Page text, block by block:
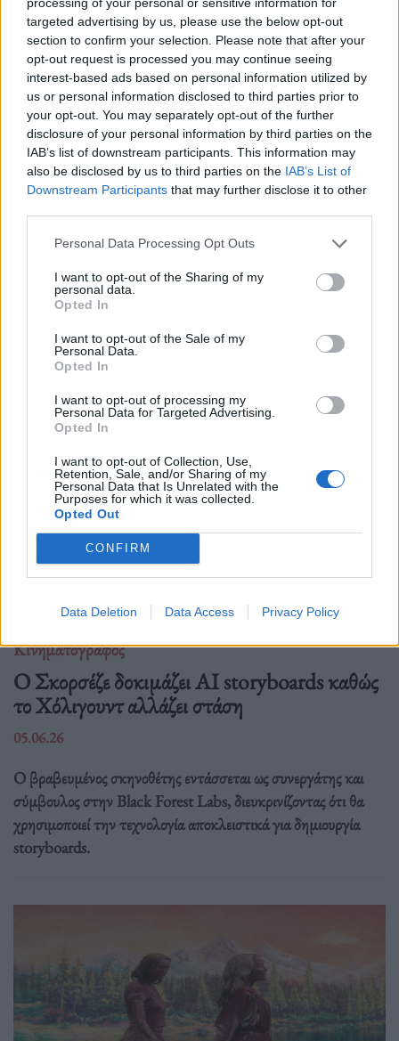
targeted advertising by us, please use the below opt-out
section to confirm your selection. Please note that after your
opt-out request is processed you may continue seeing
interest-based ads based on personal information utilized by
us or personal information disclosed to third parties prior to
your opt-out. You may separately opt-out of the further
disclosure of your personal information by third parties on the
IAB’s list of downstream participants. This information may
also be disclosed by us to third parties on the IAB’s List of
Downstream Participants that may further disclose it to other
Personal Data Processing Opt Outs
I want to opt-out of the Sharing of my
personal data.
Opted In
I want to opt-out of the Sale of my
Personal Data.
Opted In
I want to opt-out of processing my
Personal Data for Targeted Advertising.
Opted In
I want to opt-out of Collection, Use,
Retention, Sale, and/or Sharing of my
Personal Data that Is Unrelated with the
Purposes for which it was collected.
Opted Out
CONFIRM
Data Deletion Data Access Privacy Policy
Κινηματογράφος
“Victory”: Το αντιφασιστικό ποδοσφαιρικό
έπος του John Huston μοιάζει πιο επίκαιρο
από ποτέ
22.06.26
Μια επιστροφή στο "Victory" του John Huston
αποκαλύπτει πώς ένα κλασικό, «έντιμο» πολεμικό-αθλητικό
δράμα για αιχμαλώτους και προπαγάνδα αποκτά σήμερα πιο
Κινηματογράφος
Ο Σκορσέζε δοκιμάζει AI storyboards καθώς
το Χόλιγουντ αλλάζει στάση
05.06.26
Ο βραβευμένος σκηνοθέτης εντάσσεται ως συνεργάτης και
σύμβουλος στην Black Forest Labs, διευκρινίζοντας ότι θα
χρησιμοποιεί την τεχνολογία αποκλειστικά για δημιουργία
storyboards.